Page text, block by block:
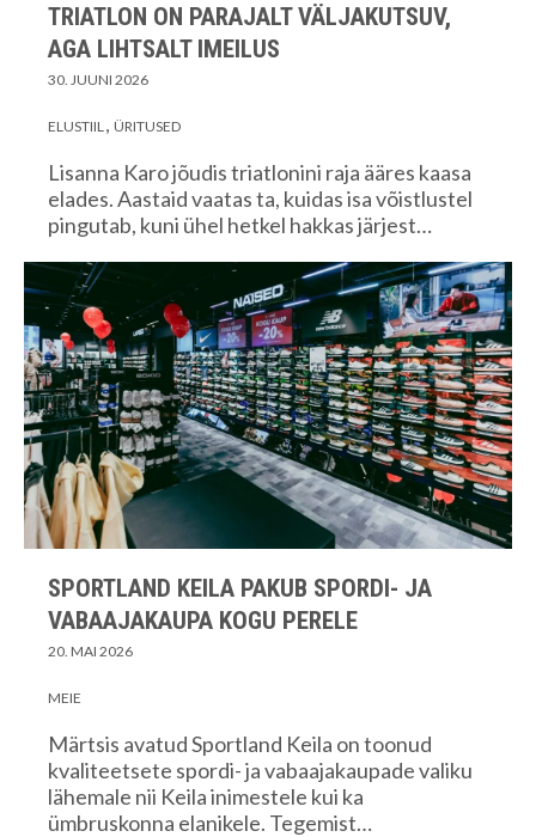
TRIATLON ON PARAJALT VÄLJAKUTSUV,
AGA LIHTSALT IMEILUS
30. JUUNI 2026
ELUSTIIL ÜRITUSED
Lisanna Karo jõudis triatlonini raja ääres kaasa
elades. Aastaid vaatas ta, kuidas isa võistlustel
pingutab, kuni ühel hetkel hakkas järjest…
SPORTLAND KEILA PAKUB SPORDI- JA
VABAAJAKAUPA KOGU PERELE
20. MAI 2026
MEIE
Märtsis avatud Sportland Keila on toonud
kvaliteetsete spordi- ja vabaajakaupade valiku
lähemale nii Keila inimestele kui ka
ümbruskonna elanikele. Tegemist…